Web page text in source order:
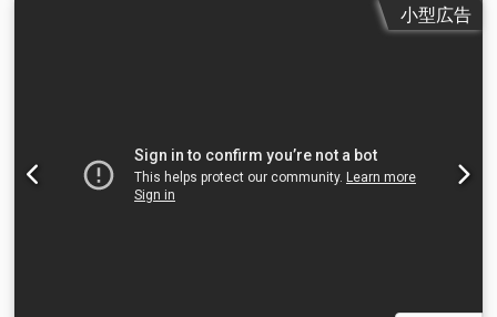
小型広告